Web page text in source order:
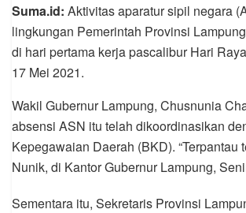
Suma.id: Aktivitas aparatur sipil negara
lingkungan Pemerintah Provinsi
di hari pertama kerja pascalibur Hari
17 Mei 2021.
Wakil Gubernur Lampung, Chusnunia
absensi ASN itu telah dikoordinasikan
Kepegawaian Daerah (BKD). “Terpantau
Nunik, di Kantor Gubernur Lampung,
Sementara itu, Sekretaris Provinsi